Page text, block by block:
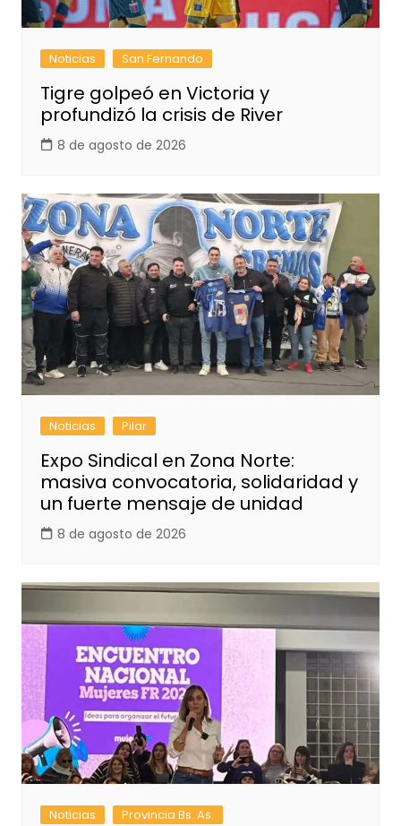
Noticias San Fernando
Tigre golpeó en Victoria y
profundizó la crisis de River
8 de agosto de 2026
Noticias Pilar
Expo Sindical en Zona Norte:
masiva convocatoria, solidaridad y
un fuerte mensaje de unidad
8 de agosto de 2026
Noticias Provincia Bs. As.